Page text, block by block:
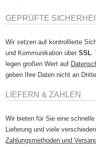
GEPRÜFTE
Wir setzen auf kontrollierte
und Kommunikation überSSL.
legen großen Wert auf
geben Ihre Daten nicht an
LIEFERN & ZAHLEN
Wir bieten für Sie eine schnelle
Lieferung und viele
Zahlungsmethoden und